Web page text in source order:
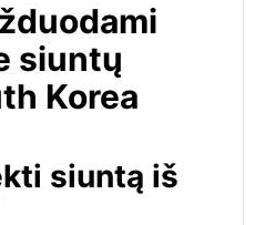
siuntų
Korea
siuntą iš